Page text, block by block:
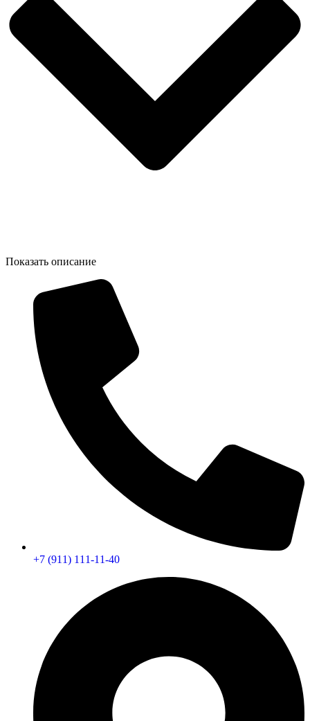
Показать описание
+7 (911) 111-11-40